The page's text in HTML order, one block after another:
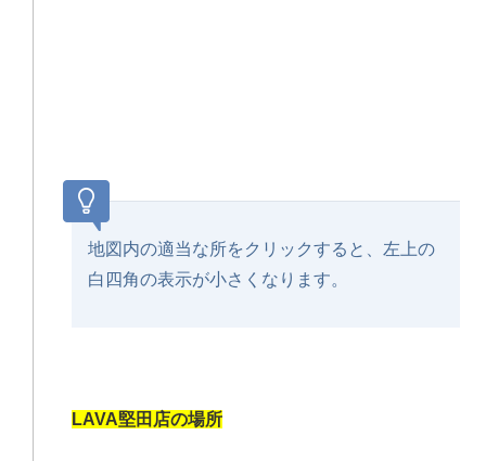
地図内の適当な所をクリックすると、左上の
白四角の表示が小さくなります。
LAVA堅田店の場所